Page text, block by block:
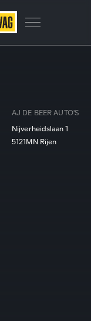
AJ DE BEER AUTO'S
Nijverheidslaan 1
5121MN Rijen